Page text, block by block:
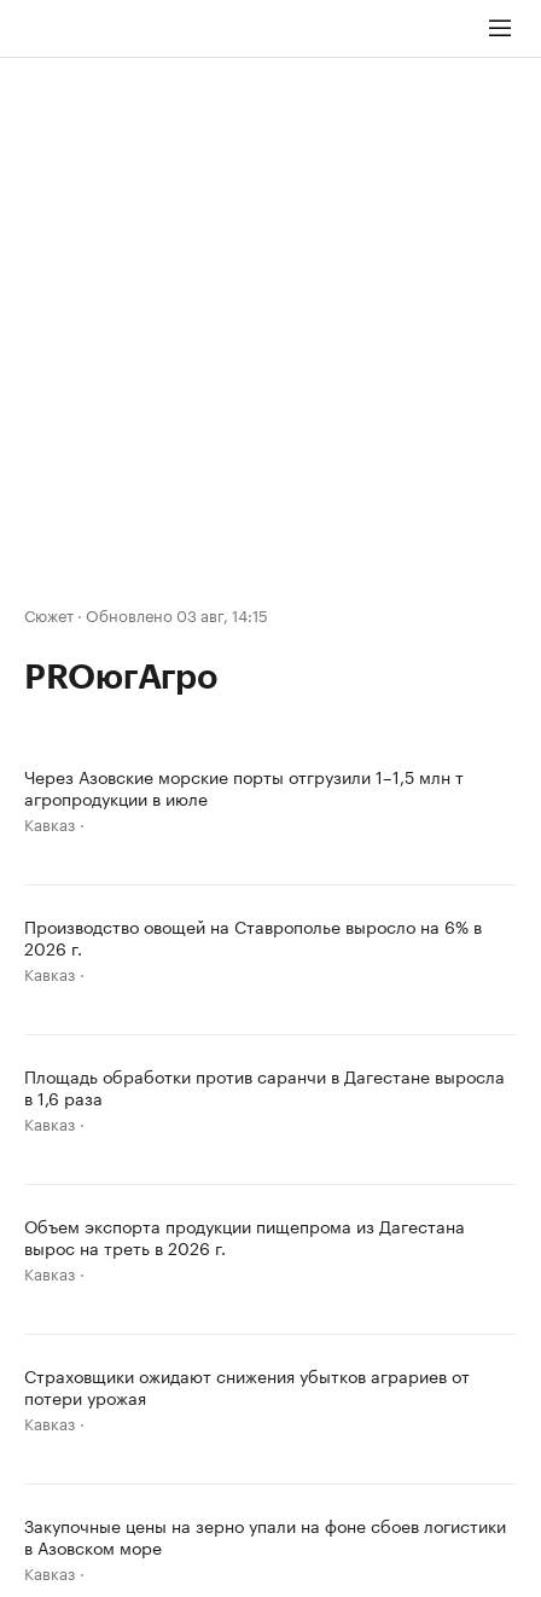
Сюжет · Обновлено 03 авг, 14:15
PROюгАгро
Через Азовские морские порты отгрузили 1–1,5 млн т
агропродукции в июле
Кавказ
Производство овощей на Ставрополье выросло на 6% в
2026 г.
Кавказ
Площадь обработки против саранчи в Дагестане выросла
в 1,6 раза
Кавказ
Объем экспорта продукции пищепрома из Дагестана
вырос на треть в 2026 г.
Кавказ
Страховщики ожидают снижения убытков аграриев от
потери урожая
Кавказ
Закупочные цены на зерно упали на фоне сбоев логистики
в Азовском море
Кавказ